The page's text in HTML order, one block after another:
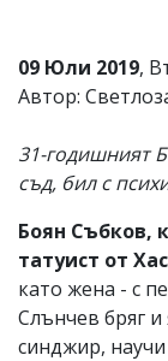
вас
коментар,
ни!
09 Юли 2019,
Автор:
31-годишният
съд, бил с
Боян Събков,
татуист от
като жена - с
Слънчев бряг и
синджир,